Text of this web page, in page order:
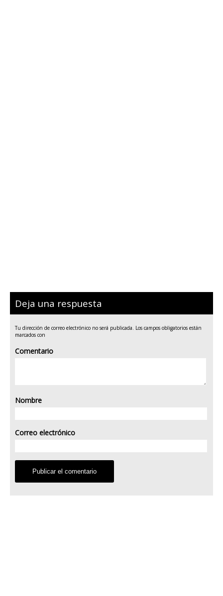
Deja una respuesta
Tu dirección de correo electrónico no será publicada. Los campos obligatorios están
marcados con
Comentario
Nombre
Correo electrónico